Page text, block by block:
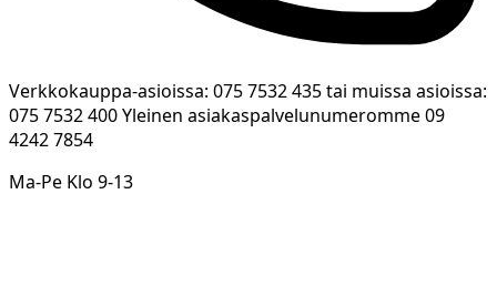
Verkkokauppa-asioissa: 075 7532 435 tai muissa asioissa:
075 7532 400 Yleinen asiakaspalvelunumeromme 09
4242 7854
Ma-Pe Klo 9-13